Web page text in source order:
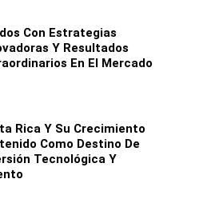
Con Estrategias
Y Resultados
En El Mercado
Rica Y Su Crecimiento
Como Destino De
Tecnológica Y